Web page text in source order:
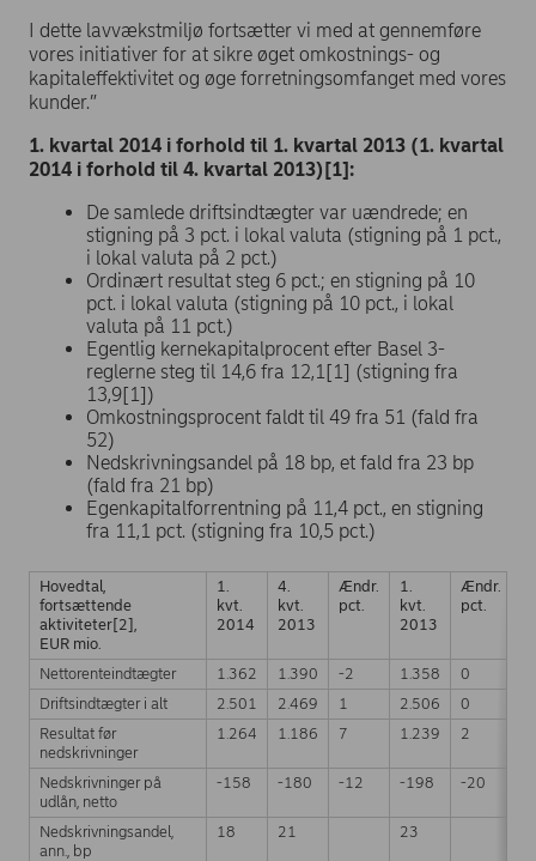
I dette lavvækstmiljø fortsætter vi med at gennemføre
vores initiativer for at sikre øget omkostnings- og
kapitaleffektivitet og øge forretningsomfanget med vores
kunder.”
1. kvartal 2014 i forhold til 1. kvartal 2013 (1. kvartal
2014 i forhold til 4. kvartal 2013)[1]:
De samlede driftsindtægter var uændrede; en
stigning på 3 pct. i lokal valuta (stigning på 1 pct.,
i lokal valuta på 2 pct.)
Ordinært resultat steg 6 pct.; en stigning på 10
pct. i lokal valuta (stigning på 10 pct., i lokal
valuta på 11 pct.)
Egentlig kernekapitalprocent efter Basel 3-
reglerne steg til 14,6 fra 12,1[1] (stigning fra
13,9[1])
Omkostningsprocent faldt til 49 fra 51 (fald fra
52)
Nedskrivningsandel på 18 bp, et fald fra 23 bp
(fald fra 21 bp)
Egenkapitalforrentning på 11,4 pct., en stigning
fra 11,1 pct. (stigning fra 10,5 pct.)
Hovedtal,
fortsættende
aktiviteter[2],
EUR mio.
1.
kvt.
2014
4.
kvt.
2013
Ændr.
pct.
1.
kvt.
2013
Ændr.
pct.
Nettorenteindtægter
1.362 1.390 -2 1.358 0
Driftsindtægter i alt
2.501 2.469 1 2.506 0
Resultat før
nedskrivninger
1.264 1.186 7 1.239 2
Nedskrivninger på
udlån, netto
-158 -180 -12 -198 -20
Nedskrivningsandel,
ann., bp
18 21 23